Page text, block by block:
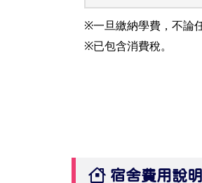
※一旦繳納學費，不論
※已包含消費稅。
宿舍費用說明